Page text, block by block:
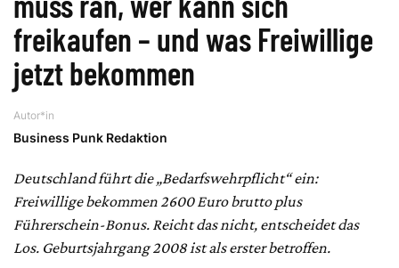
freikaufen – und was Freiwillige
jetzt bekommen
Autor*in
Business Punk Redaktion
Deutschland führt die „Bedarfswehrpflicht“ ein:
Freiwillige bekommen 2600 Euro brutto plus
Führerschein-Bonus. Reicht das nicht, entscheidet das
Los. Geburtsjahrgang 2008 ist als erster betroffen.